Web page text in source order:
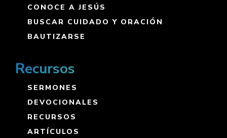
CONOCE A JESÚS
BUSCAR CUIDADO Y ORACIÓN
BAUTIZARSE
Recursos
SERMONES
DEVOCIONALES
RECURSOS
ARTÍCULOS